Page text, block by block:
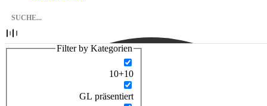
Filter by Kategorien
10+10
GL präsentiert